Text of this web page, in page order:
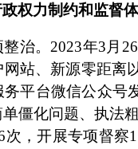
政权力制约和监督
整治。2023年3月 26
站、新源零距离
平台微信公众号
僵化问题、执法
次，开展专项督察1